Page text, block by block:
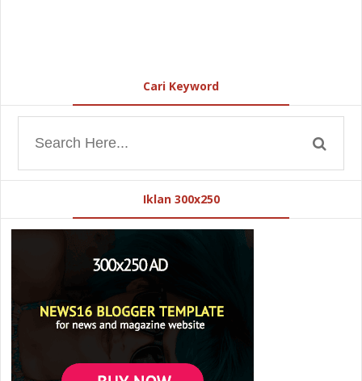
Cari Keyword
Iklan 300x250